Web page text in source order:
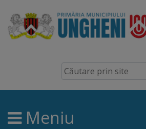
Ungheni
Prezentare
generală
Simbolurile
Meniu